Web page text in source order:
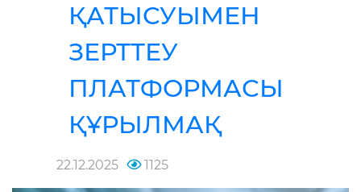
ҚАТЫСУЫМЕН
ЗЕРТТЕУ
ПЛАТФОРМАСЫ
ҚҰРЫЛМАҚ
22.12.2025 1125